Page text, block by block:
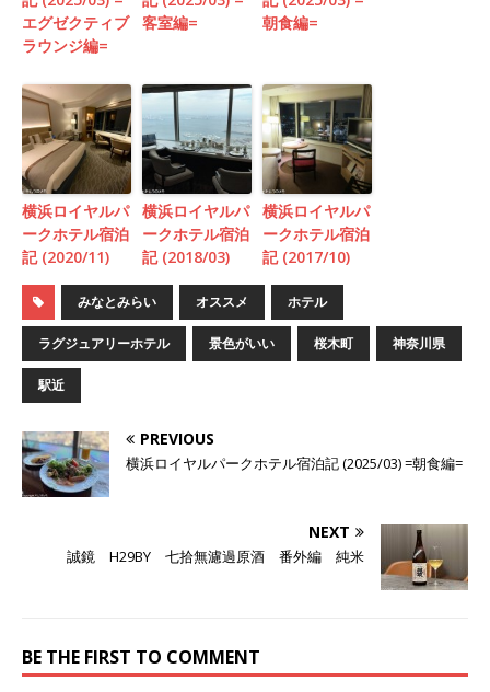
エグゼクティブ
ラウンジ編=
客室編=
朝食編=
横浜ロイヤルパ
ークホテル宿泊
記 (2020/11)
横浜ロイヤルパ
ークホテル宿泊
記 (2018/03)
横浜ロイヤルパ
ークホテル宿泊
記 (2017/10)
みなとみらい オススメ ホテル
ラグジュアリーホテル 景色がいい 桜木町 神奈川県
駅近
PREVIOUS
横浜ロイヤルパークホテル宿泊記 (2025/03) =朝食編=
NEXT
誠鏡 H29BY 七拾無濾過原酒 番外編 純米
BE THE FIRST TO COMMENT